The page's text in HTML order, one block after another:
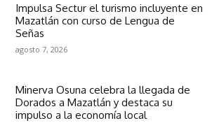
Impulsa Sectur el turismo incluyente en
Mazatlán con curso de Lengua de
Señas
agosto 7, 2026
Minerva Osuna celebra la llegada de
Dorados a Mazatlán y destaca su
impulso a la economía local